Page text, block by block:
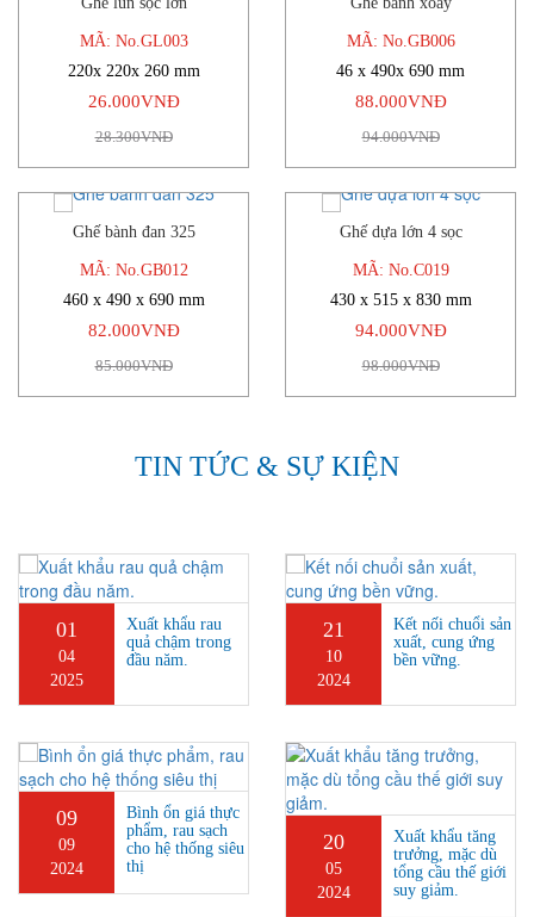
MÃ: No.GL003
220x 220x 260 mm
26.000VNĐ
28.300VNĐ
MÃ: No.GB006
46 x 490x 690 mm
88.000VNĐ
94.000VNĐ
-4%
Ghế bành đan 325
MÃ: No.GB012
460 x 490 x 690 mm
82.000VNĐ
85.000VNĐ
-4%
Ghế dựa lớn 4 sọc
MÃ: No.C019
430 x 515 x 830 mm
94.000VNĐ
98.000VNĐ
TIN TỨC & SỰ KIỆN
01
04
2025
Xuất khẩu rau
quả chậm trong
đầu năm.
21
10
2024
Kết nối chuổi sản
xuất, cung ứng
bền vững.
09
09
2024
Bình ổn giá thực
phẩm, rau sạch
cho hệ thống siêu
thị
20
05
2024
Xuất khẩu tăng
trưởng, mặc dù
tổng cầu thế giới
suy giảm.